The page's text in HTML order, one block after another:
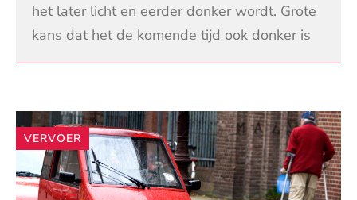
het later licht en eerder donker wordt. Grote
kans dat het de komende tijd ook donker is
wanneer u op de fiets stapt. Maar wat zijn de
LEES VERDER
VERVOER